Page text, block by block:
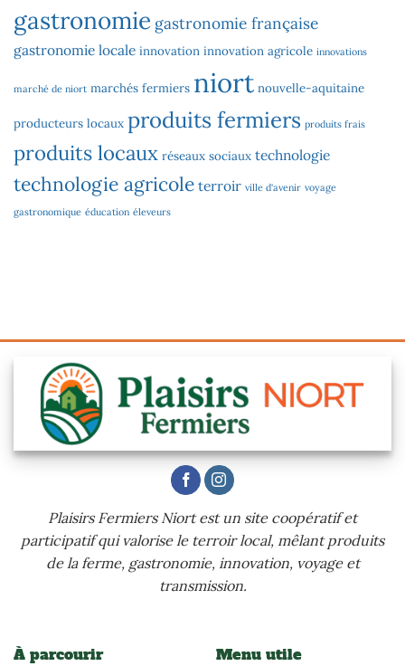
gastronomie gastronomie française
gastronomie locale innovation innovation agricole innovations
marché de niort marchés fermiers niort nouvelle-aquitaine
producteurs locaux produits fermiers produits frais
produits locaux réseaux sociaux technologie
technologie agricole terroir ville d'avenir voyage
gastronomique éducation éleveurs
Plaisirs Fermiers Niort est un site coopératif et
participatif qui valorise le terroir local, mêlant produits
de la ferme, gastronomie, innovation, voyage et
transmission.
À parcourir Menu utile